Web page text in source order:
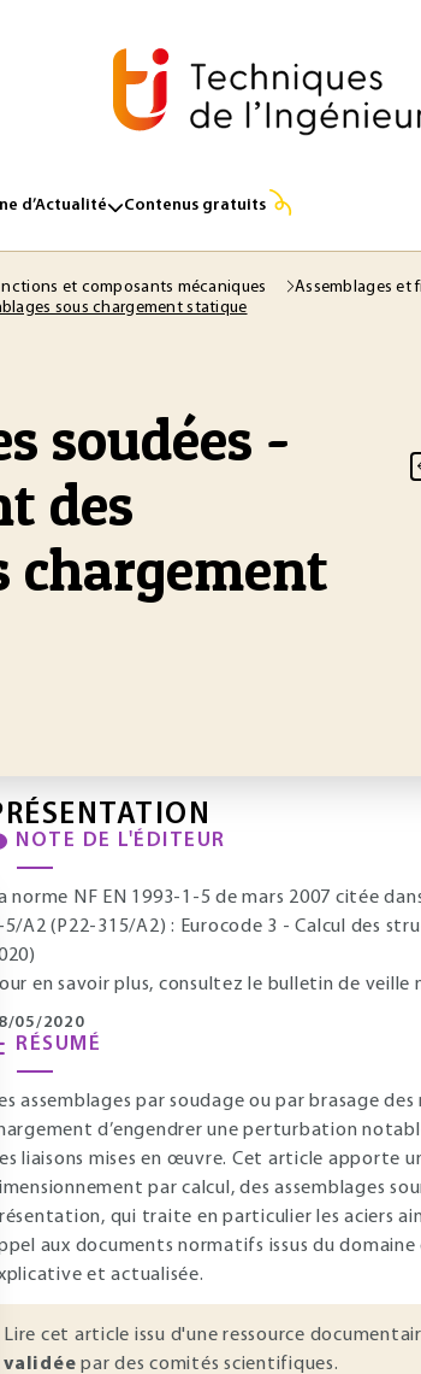
d’Actualité Contenus gratuits
et composants mécaniques
Assemblages et
sous chargement statique
soudées -
des
chargement
NOTE DE L'ÉDITEUR
norme NF EN 1993-1-5 de mars 2007 citée
5/A2 (P22-315/A2) : Eurocode 3 - Calcul des
en savoir plus, consultez le bulletin de
05/2020
RÉSUMÉ
assemblages par soudage ou par brasage
d’engendrer une perturbation
liaisons mises en œuvre. Cet article apporte
par calcul, des assemblages
qui traite en particulier les aciers
aux documents normatifs issus du
et actualisée.
Lire cet article issu d'une ressource
validée par des comités scientifiques.